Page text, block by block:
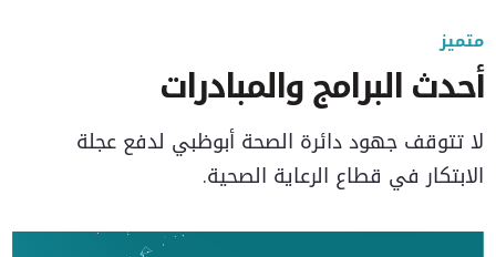
متميز
أحدث البرامج والمبادرات
لا تتوقف جهود دائرة الصحة أبوظبي لدفع عجلة
الابتكار في قطاع الرعاية الصحية.